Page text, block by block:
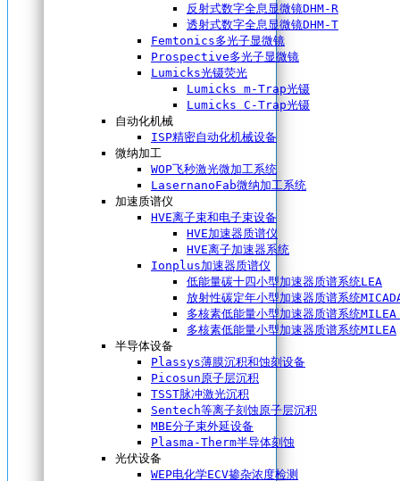
反射式数字全息显微镜DHM-R
透射式数字全息显微镜DHM-T
Femtonics多光子显微镜
Prospective多光子显微镜
Lumicks光镊荧光
Lumicks m-Trap光镊
Lumicks C-Trap光镊
自动化机械
ISP精密自动化机械设备
微纳加工
WOP飞秒激光微加工系统
LasernanoFab微纳加工系统
加速质谱仪
HVE离子束和电子束设备
HVE加速器质谱仪
HVE离子加速器系统
Ionplus加速器质谱仪
低能量碳十四小型加速器质谱系统LEA
放射性碳定年小型加速器质谱系统
多核素低能量小型加速器质谱系统
多核素低能量小型加速器质谱系统MILEA
半导体设备
Plassys薄膜沉积和蚀刻设备
Picosun原子层沉积
TSST脉冲激光沉积
Sentech等离子刻蚀原子层沉积
MBE分子束外延设备
Plasma-Therm半导体刻蚀
光伏设备
WEP电化学ECV掺杂浓度检测